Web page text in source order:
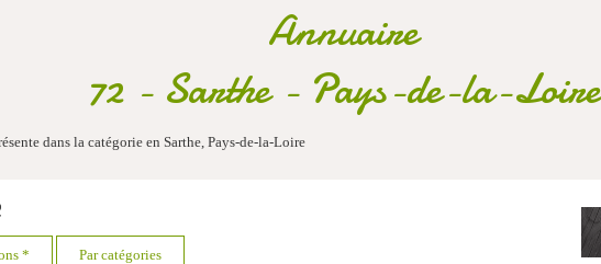
Annuaire
72 - Sarthe - Pays-de-la-Loire
dans la catégorie en Sarthe, Pays-de-la-Loire
* Par catégories